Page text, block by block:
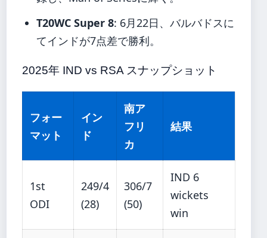
T20WC Super 8: 6月22日、バルバドスに
てインドが7点差で勝利。
2025年 IND vs RSA スナップショット
フォー
マット
イン
ド
南ア
フリ
カ
結果
1st
ODI
249/4
(28)
306/7
(50)
IND 6
wickets
win